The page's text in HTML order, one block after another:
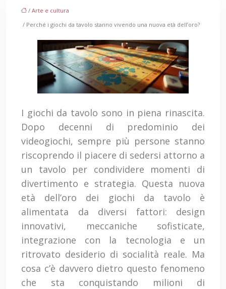
/ Arte e cultura
/ Perché i giochi da tavolo stanno vivendo una nuova età dell’oro?
I giochi da tavolo sono in piena rinascita.
Dopo decenni di predominio dei
videogiochi, sempre più persone stanno
riscoprendo il piacere di sedersi attorno a
un tavolo per condividere momenti di
divertimento e strategia. Questa nuova
età dell’oro dei giochi da tavolo è
alimentata da diversi fattori: design
innovativi, meccaniche sofisticate,
integrazione con la tecnologia e un
ritrovato desiderio di socialità reale. Ma
cosa c’è davvero dietro questo fenomeno
che sta conquistando milioni di